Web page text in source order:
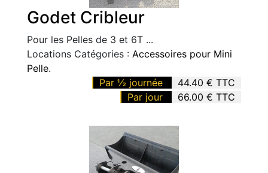
Godet Cribleur
Pour les Pelles de 3 et 6T ...
Locations Catégories : Accessoires pour Mini
Pelle.
Par ½ journée
44.40 € TTC
Par jour
66.00 € TTC